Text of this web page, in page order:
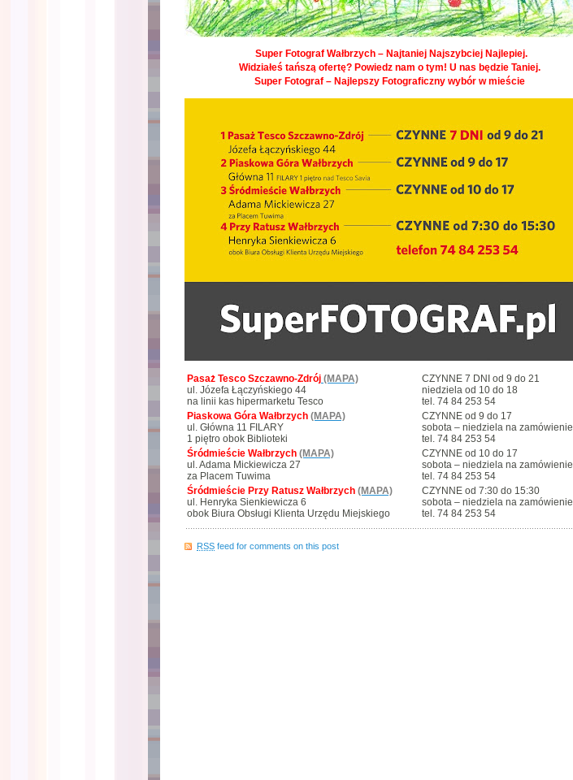
Super Fotograf Wałbrzych – Najtaniej Najszybciej Najlepiej.
Widziałeś tańszą ofertę? Powiedz nam o tym! U nas będzie Taniej.
Super Fotograf – Najlepszy Fotograficzny wybór w mieście
Pasaż Tesco Szczawno-Zdrój (MAPA)
ul. Józefa Łączyńskiego 44
na linii kas hipermarketu Tesco
CZYNNE 7 DNI od 9 do 21
niedziela od 10 do 18
tel. 74 84 253 54
Piaskowa Góra Wałbrzych (MAPA)
ul. Główna 11 FILARY
1 piętro obok Biblioteki
CZYNNE od 9 do 17
sobota – niedziela na zamówienie
tel. 74 84 253 54
Śródmieście Wałbrzych (MAPA)
ul. Adama Mickiewicza 27
za Placem Tuwima
CZYNNE od 10 do 17
sobota – niedziela na zamówienie
tel. 74 84 253 54
Śródmieście Przy Ratusz Wałbrzych (MAPA)
ul. Henryka Sienkiewicza 6
obok Biura Obsługi Klienta Urzędu Miejskiego
CZYNNE od 7:30 do 15:30
sobota – niedziela na zamówienie
tel. 74 84 253 54
RSS feed for comments on this post